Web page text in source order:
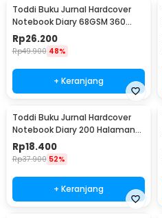
Toddi Buku Jurnal Hardcover
Notebook Diary 68GSM 360
Halaman Lined - CW-05
Rp26.200
Rp49.900 48%
+ Keranjang
Toddi Buku Jurnal Hardcover
Notebook Diary 200 Halaman
Lined A5 - CW-38
Rp18.400
Rp37.900 52%
+ Keranjang